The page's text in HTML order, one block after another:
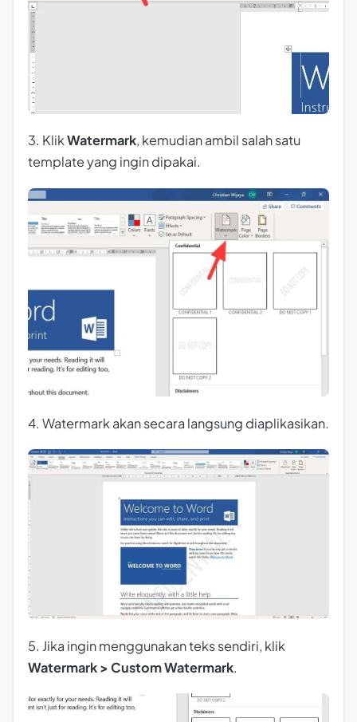
3. KlikWatermark, kemudian ambil salah satu
template yang ingin dipakai.
4. Watermark akan secara langsung diaplikasikan.
5. Jika ingin menggunakan teks sendiri, klik
Watermark > Custom Watermark.